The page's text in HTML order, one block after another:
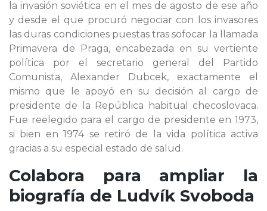
la invasión soviética en el mes de agosto de ese año
y desde el que procuró negociar con los invasores
las duras condiciones puestas tras sofocar la llamada
Primavera de Praga, encabezada en su vertiente
política por el secretario general del Partido
Comunista, Alexander Dubcek, exactamente el
mismo que le apoyó en su decisión al cargo de
presidente de la República habitual checoslovaca.
Fue reelegido para el cargo de presidente en 1973,
si bien en 1974 se retiró de la vida política activa
gracias a su especial estado de salud.
Colabora para ampliar la
biografía de Ludvík Svoboda